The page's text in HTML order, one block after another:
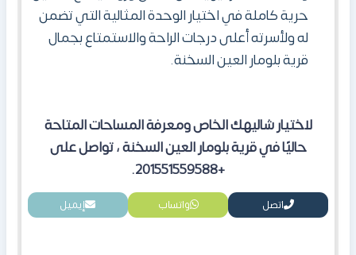
حرية كاملة في اختيار الوحدة المثالية التي تضمن
له ولأسرته أعلى درجات الراحة والاستمتاع بجمال
قرية بلومار العين السخنة.
لاختيار شاليهك الخاص ومعرفة المساحات المتاحة
حاليًافيقرية بلومار العين السخنة ، تواصل على
+201551559588
.
اتصل واتساب إيميل